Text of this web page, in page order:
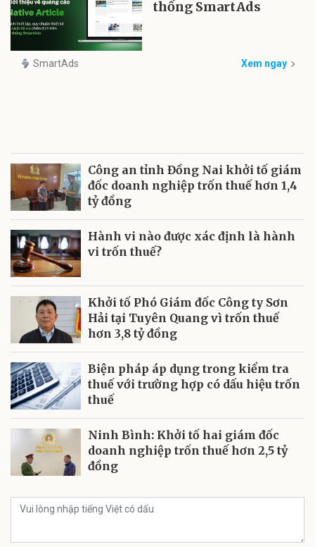
thống SmartAds
SmartAds Xem ngay
Công an tỉnh Đồng Nai khởi tố giám
đốc doanh nghiệp trốn thuế hơn 1,4
tỷ đồng
Hành vi nào được xác định là hành
vi trốn thuế?
Khởi tố Phó Giám đốc Công ty Sơn
Hải tại Tuyên Quang vì trốn thuế
hơn 3,8 tỷ đồng
Biện pháp áp dụng trong kiểm tra
thuế với trường hợp có dấu hiệu trốn
thuế
Ninh Bình: Khởi tố hai giám đốc
doanh nghiệp trốn thuế hơn 2,5 tỷ
đồng